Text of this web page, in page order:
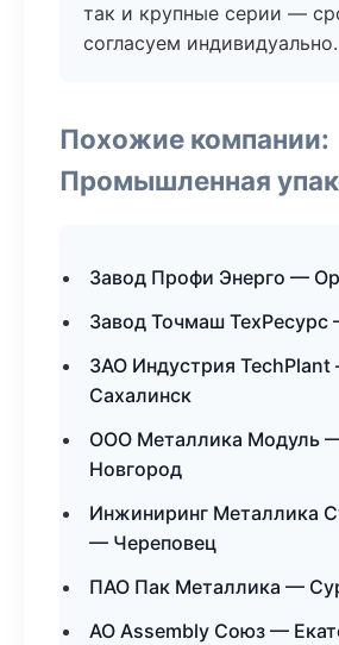
так и крупные серии —
согласуем индивидуально.
Похожие компании:
Промышленная
Завод Профи Энерго —
Завод Точмаш
ЗАО Индустрия
Сахалинск
ООО Металлика Модуль
Новгород
Инжиниринг Металлика
— Череповец
ПАО Пак Металлика —
АО Assembly Союз —